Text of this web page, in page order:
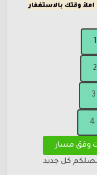
وفق مسار
كل جديد